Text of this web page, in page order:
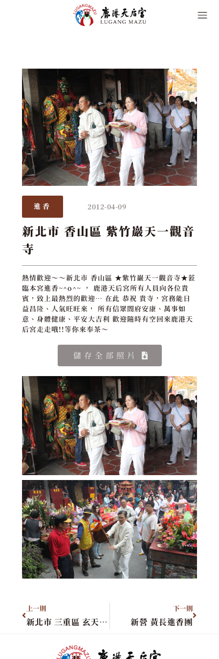
進香 2012-04-09
新北市 香山區 紫竹巖天一觀音
寺
熱情歡迎～～新北市 香山區 ★紫竹巖天一觀音寺★蒞
臨本宮進香~^o^~ ， 鹿港天后宮所有人員向各位貴
賓，致上最熱烈的歡迎… 在此 恭祝 貴寺，宮務能日
益昌隆、人氣旺旺來， 所有信眾閤府安康、萬事如
意、身體健康、平安大吉利 歡迎隨時有空回來鹿港天
后宮走走哦!!等你來奉茶～
儲存全部照片
上一則
新北市 三重區 玄天上帝會
下一則
新營 黃長進香團